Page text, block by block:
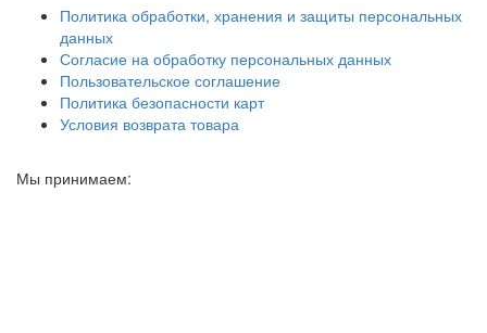
Политика обработки, хранения и защиты персональных
данных
Согласие на обработку персональных данных
Пользовательское соглашение
Политика безопасности карт
Условия возврата товара
Мы принимаем: